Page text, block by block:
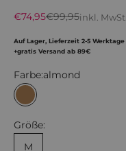
Angebot
€74,95Regulärer Preis
€99,95inkl. MwSt.
Auf Lager, Lieferzeit 2-5 Werktage
+gratis Versand ab 89€
Farbe:almond
almond
Größe:
M